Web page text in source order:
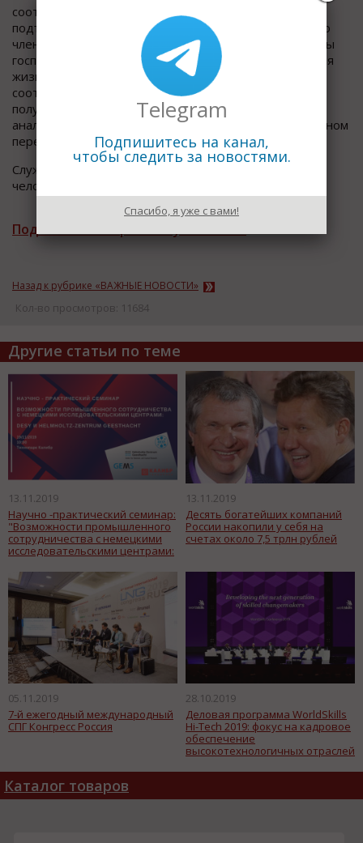
соотечественников. Для участника Госпрограммы
подъемные составляют 240 тыс. рублей, а на каждого
члена его семьи – по 120 тыс. рублей. С начала работы
госпрограммы 49 000 соотечественников выбрали для
жизни Дальний Востоке. Почти три тысячи
соотечественников переехали в регион в первом
полугодии 2019 года. Это на 30% превышает
аналогичный показатель предыдущего года. В основном
переезжают в Хабаровский и Приморский края.
Служба коммуникаций Агентства по развитию
человеческого капитала
Подписаться на рассылку новостей
Назад к рубрике «ВАЖНЫЕ НОВОСТИ»
Кол-во просмотров: 11684
Другие статьи по теме
13.11.2019
Научно -практический семинар:
"Возможности промышленного
сотрудничества с немецкими
исследовательскими центрами:
Geesthacht"
13.11.2019
Десять богатейших компаний
России накопили у себя на
счетах около 7,5 трлн рублей
05.11.2019
7-й ежегодный международный
СПГ Конгресс Россия
28.10.2019
Деловая программа WorldSkills
Hi-Tech 2019: фокус на кадровое
обеспечение
высокотехнологичных отраслей
Каталог товаров
Telegram
Подпишитесь на канал,
чтобы следить за новостями.
Спасибо, я уже с вами!